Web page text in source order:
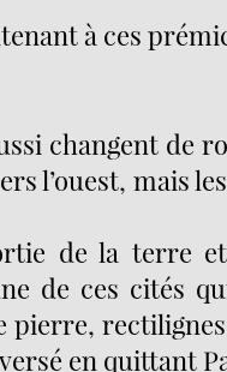
à ces
changent de
l’ouest, mais
de la terre
de ces cités
pierre,
en quittant